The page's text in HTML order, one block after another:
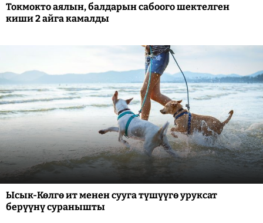
Токмокто аялын, балдарын сабоого шектелген
киши 2 айга камалды
Ысык-Көлгө ит менен сууга түшүүгө уруксат
берүүнү суранышты